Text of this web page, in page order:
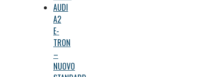
AUDI
A2
E-
TRON
–
NUOVO